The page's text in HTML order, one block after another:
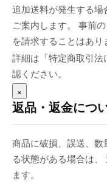
追加送料が発生する場
ご案内します。 事前
を請求することはあり
詳細は「特定商取引法
認ください。
×
返品・返金につ
商品に破損、誤送、数
る状態がある場合は
ます。